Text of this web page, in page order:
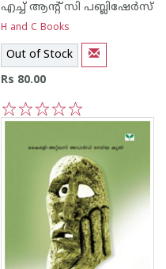
എച്ച് ആന്റ്‌ സി പബ്ലിഷേര്‍സ്
H and C Books
Out of Stock
Rs 80.00
5
4
3
2
1